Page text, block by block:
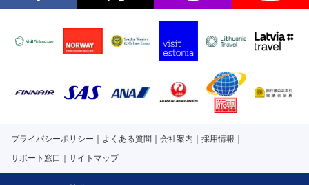
プライバシーポリシー よくある質問 会社案内
採用情報
サポート窓口
サイトマップ